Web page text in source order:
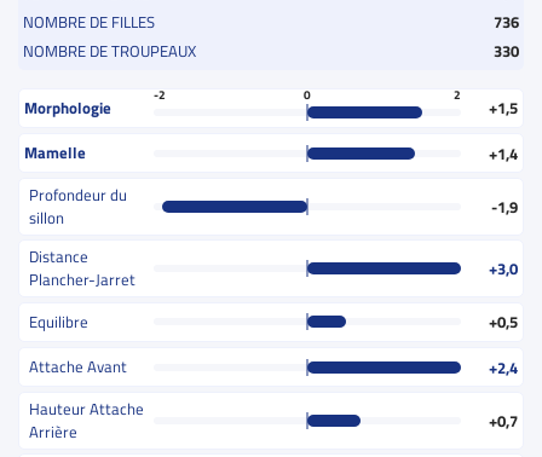
NOMBRE DE FILLES
736
NOMBRE DE TROUPEAUX
330
Morphologie
-2 0 2
+1,5
Mamelle
+1,4
Profondeur du
sillon
-1,9
Distance
Plancher-Jarret
+3,0
Equilibre
+0,5
Attache Avant
+2,4
Hauteur Attache
Arrière
+0,7